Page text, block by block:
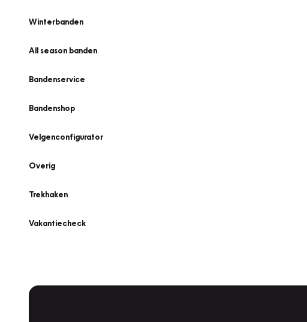
Winterbanden
All season banden
Bandenservice
Bandenshop
Velgenconfigurator
Overig
Trekhaken
Vakantiecheck